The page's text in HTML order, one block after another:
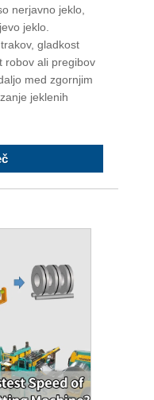
nerjavno jeklo,
jeklo.
gladkost
robov ali pregibov
med zgornjim
jeklenih